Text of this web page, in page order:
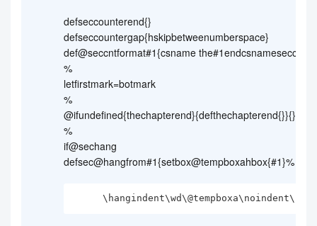
defseccounterend{}
defseccountergap{hskipbetweenumberspace}
def@seccntformat#1{csname
%
letfirstmark=botmark
%
@ifundefined{thechapterend}{defthechapterend{}}{}
%
if@sechang
defsec@hangfrom#1{setbox@tempboxahbox{#1}%